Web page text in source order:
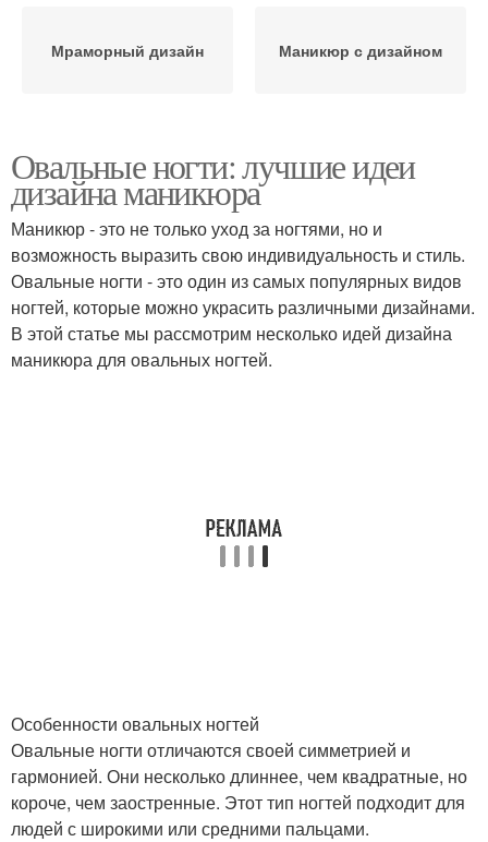
Мраморный дизайн Маникюр с дизайном
Овальные ногти: лучшие идеи
дизайна маникюра
Маникюр - это не только уход за ногтями, но и
возможность выразить свою индивидуальность и стиль.
Овальные ногти - это один из самых популярных видов
ногтей, которые можно украсить различными дизайнами.
В этой статье мы рассмотрим несколько идей дизайна
маникюра для овальных ногтей.
Особенности овальных ногтей
Овальные ногти отличаются своей симметрией и
гармонией. Они несколько длиннее, чем квадратные, но
короче, чем заостренные. Этот тип ногтей подходит для
людей с широкими или средними пальцами.